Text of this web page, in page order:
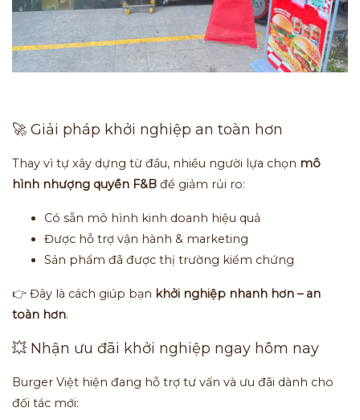
🚀 Giải pháp khởi nghiệp an toàn hơn
Thay vì tự xây dựng từ đầu, nhiều người lựa chọn mô
hình nhượng quyền F&B để giảm rủi ro:
Có sẵn mô hình kinh doanh hiệu quả
Được hỗ trợ vận hành & marketing
Sản phẩm đã được thị trường kiểm chứng
👉 Đây là cách giúp bạn khởi nghiệp nhanh hơn – an
toàn hơn.
💥 Nhận ưu đãi khởi nghiệp ngay hôm nay
Burger Việt hiện đang hỗ trợ tư vấn và ưu đãi dành cho
đối tác mới: